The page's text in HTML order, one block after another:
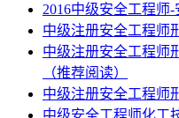
2016中级安全工程师
中级注册安全工程师
中级注册安全工程师
（推荐阅读）
中级注册安全工程师
中级安全工程师化工